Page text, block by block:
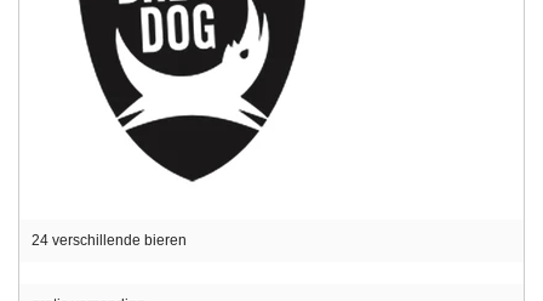
24 verschillende bieren